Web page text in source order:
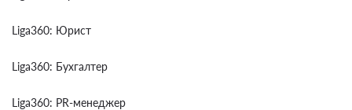
Liga360: Юрист
Liga360: Бухгалтер
Liga360: PR-менеджер